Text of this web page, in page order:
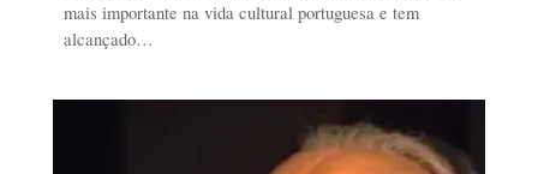
mais importante na vida cultural portuguesa e tem
alcançado…